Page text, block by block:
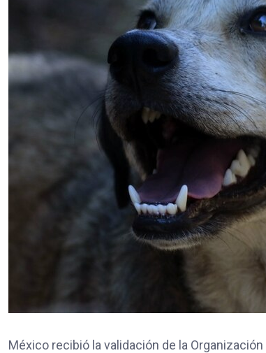
México recibió la validación de la